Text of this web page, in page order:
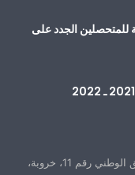
للمتحصلين الجدد على
جامعة عبد الحميد بن باديس مستغانم، الطريق الوطني رقم 11، خروبة،